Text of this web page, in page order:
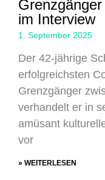
im Interview
1. September 2025
Der 42-jährige
erfolgreichsten
Grenzgänger
verhandelt er in
amüsant
vor
» WEITERLESEN